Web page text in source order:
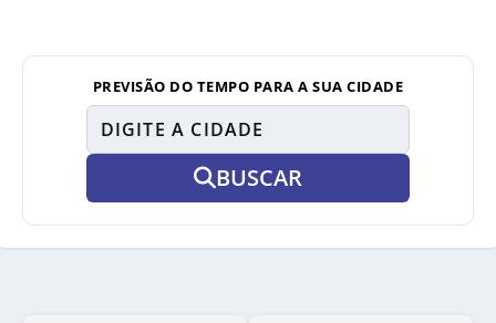
PREVISÃO DO TEMPO PARA A SUA CIDADE
BUSCAR